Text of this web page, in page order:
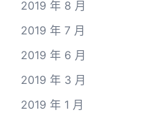
2019 年 8 月
2019 年 7 月
2019 年 6 月
2019 年 3 月
2019 年 1 月